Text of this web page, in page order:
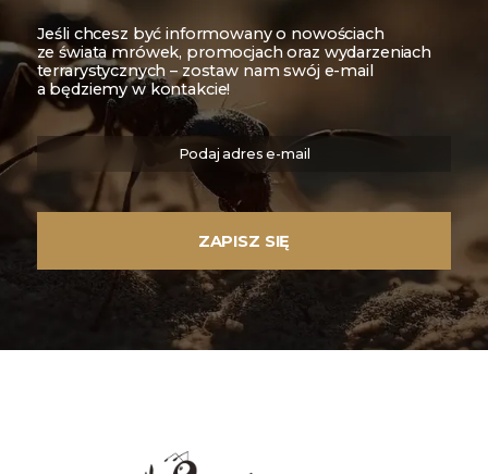
Jeśli chcesz być informowany o nowościach
ze świata mrówek, promocjach oraz wydarzeniach
terrarystycznych – zostaw nam swój e-mail
a będziemy w kontakcie!